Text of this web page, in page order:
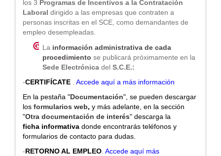
los 3 Programas de Incentivos a la Contratación
Laboral dirigido a las empresas que contraten a
personas inscritas en el SCE, como demandantes de
empleo desempleadas
La información administrativa de cada
procedimiento se publicará próximamente en la
Sede Electrónica del S.C.E.:
-CERTIFÍCATE
Accede aquí a más información
En la pestaña "Documentación", se pueden descargar
los formularios web, y más adelante, en la sección
"Otra documentación de interés" descarga la
ficha informativa donde encontrarás teléfonos y
formularios de contacto para dudas.
-RETORNO AL EMPLEO Accede aquí más